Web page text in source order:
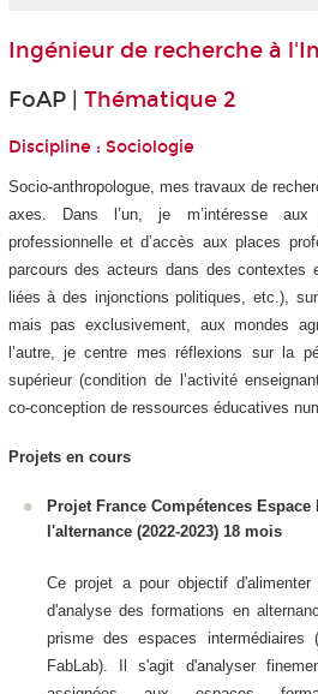
Ingénieur de recherche à
FoAP | Thématique 2
Discipline : Sociologie
Socio-anthropologue, mes travaux de
axes. Dans l’un, je m’intéresse aux
professionnelle et d’accès aux places
parcours des acteurs dans des contextes
liées à des injonctions politiques, etc.),
mais pas exclusivement, aux mondes
l’autre, je centre mes réflexions sur la
supérieur (condition de l’activité
co-conception de ressources éducatives
Projets en cours
Projet France Compétences
l'alternance (2022-2023) 18 mois
Ce projet a pour objectif
d'analyse des formations en
prisme des espaces intermédiaires
FabLab). Il s'agit d'analyser